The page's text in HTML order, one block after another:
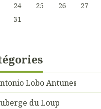
24 25 26 27
31
Lobo Antunes
du Loup